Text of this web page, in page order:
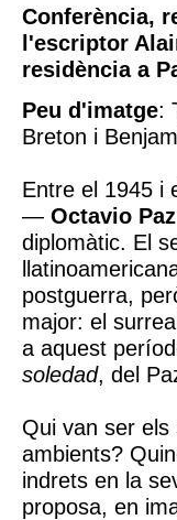
Conferència,
l'escriptor
residència a
Peu d'imatge:
Breton i
Entre el 1945 i
— Octavio Paz
diplomàtic. El
postguerra,
major: el
a aquest
soledad, del
Qui van ser
ambients?
indrets en la
proposa, en